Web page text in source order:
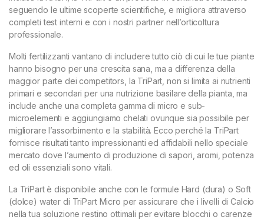
seguendo le ultime scoperte scientifiche, e migliora attraverso
completi test interni e con i nostri partner nell’orticoltura
professionale.
Molti fertilizzanti vantano di includere tutto ciò di cui le tue piante
hanno bisogno per una crescita sana, ma a differenza della
maggior parte dei competitors, la TriPart, non si limita ai nutrienti
primari e secondari per una nutrizione basilare della pianta, ma
include anche una completa gamma di micro e sub-
microelementi e aggiungiamo chelati ovunque sia possibile per
migliorare l’assorbimento e la stabilità. Ecco perché la TriPart
fornisce risultati tanto impressionanti ed affidabili nello speciale
mercato dove l’aumento di produzione di sapori, aromi, potenza
ed oli essenziali sono vitali.
La TriPart è disponibile anche con le formule Hard (dura) o Soft
(dolce) water di TriPart Micro per assicurare che i livelli di Calcio
nella tua soluzione restino ottimali per evitare blocchi o carenze